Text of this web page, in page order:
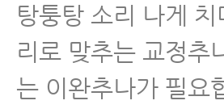
탕퉁탕 소리 나게
리로 맞추는 교정추
는 이완추나가 필요